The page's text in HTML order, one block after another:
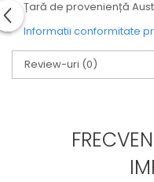
Țară de proveniență
Informatii conformitate
Review-uri (0)